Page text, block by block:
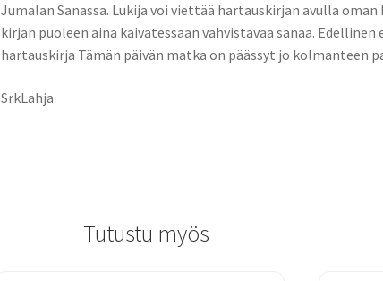
Jumalan Sanassa. Lukija voi viettää hartauskirjan avulla
kirjan puoleen aina kaivatessaan vahvistavaa sanaa.
hartauskirja Tämän päivän matka on päässyt jo kolmanteen
SrkLahja
Tutustu myös